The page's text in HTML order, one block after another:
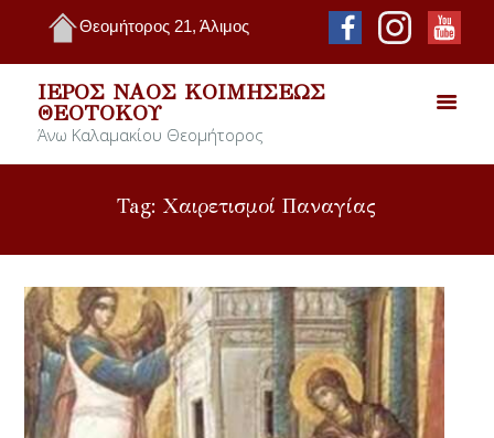
Θεομήτορος 21, Άλιμος
ΙΕΡΌΣ ΝΑΌΣ ΚΟΙΜΉΣΕΩΣ
ΘΕΟΤΌΚΟΥ
Άνω Καλαμακίου Θεομήτορος
Tag: Χαιρετισμοί Παναγίας